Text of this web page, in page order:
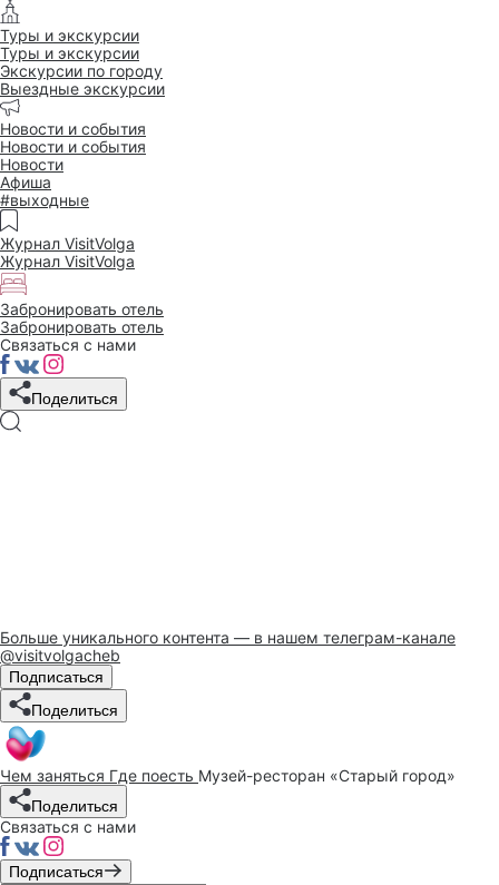
Туры и экскурсии
Туры и экскурсии
Экскурсии по городу
Выездные экскурсии
Новости и события
Новости и события
Новости
Афиша
#выходные
Журнал VisitVolga
Журнал VisitVolga
Забронировать отель
Забронировать отель
Связаться с нами
Поделиться
Больше уникального контента — в нашем телеграм-канале
@visitvolgacheb
Подписаться
Поделиться
Чем заняться Где поесть Музей-ресторан «Старый город»
Поделиться
Связаться с нами
Подписаться